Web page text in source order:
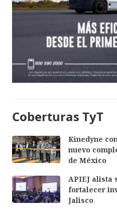
Coberturas TyT
Kinedyne
nuevo
de México
APIEJ alista
fortalecer
Jalisco